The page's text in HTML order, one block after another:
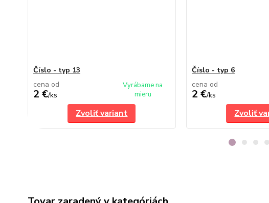
Číslo - typ 13
cena od
2 €/ks
Vyrábame na
mieru
Zvoliť variant
Číslo - typ 6
cena od
2 €/ks
Zvoliť